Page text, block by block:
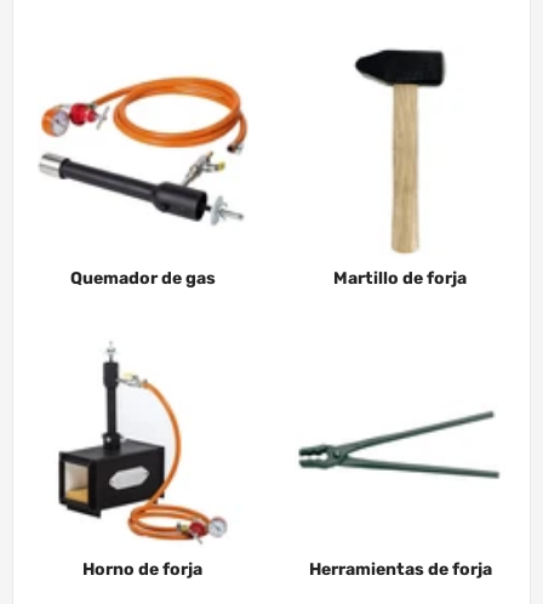
Quemador de gas Martillo de forja
Horno de forja Herramientas de forja